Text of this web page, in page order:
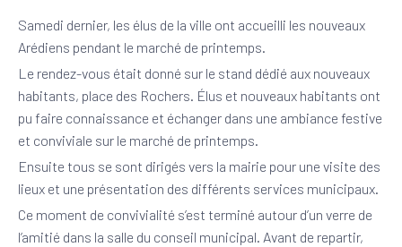
Samedi dernier, les élus de la ville ont accueilli les nouveaux
Arédiens pendant le marché de printemps.
Le rendez-vous était donné sur le stand dédié aux nouveaux
habitants, place des Rochers. Élus et nouveaux habitants ont
pu faire connaissance et échanger dans une ambiance festive
et conviviale sur le marché de printemps.
Ensuite tous se sont dirigés vers la mairie pour une visite des
lieux et une présentation des différents services municipaux.
Ce moment de convivialité s’est terminé autour d’un verre de
l’amitié dans la salle du conseil municipal. Avant de repartir,